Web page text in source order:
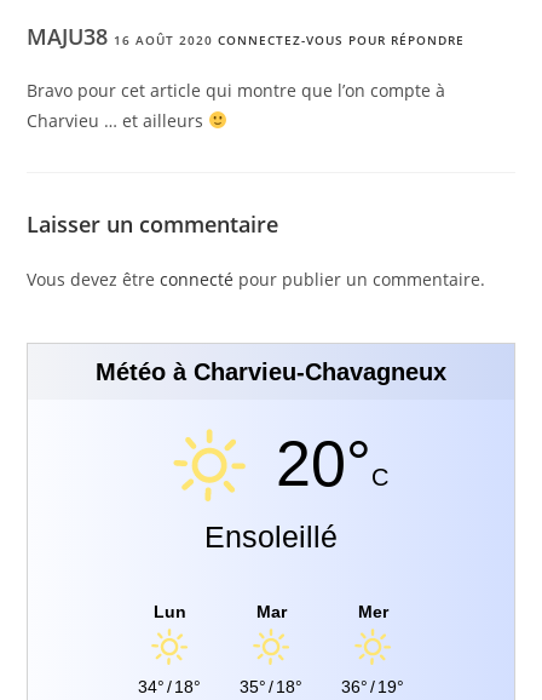
MAJU38 16 AOÛT 2020 CONNECTEZ-VOUS POUR RÉPONDRE
Bravo pour cet article qui montre que l’on compte à
Charvieu … et ailleurs
Laisser un commentaire
Vous devez êtreconnecté pour publier un commentaire.
Météo à Charvieu-Chavagneux
20°C
Ensoleillé
Lun
34°/18°
Mar
35°/18°
Mer
36°/19°